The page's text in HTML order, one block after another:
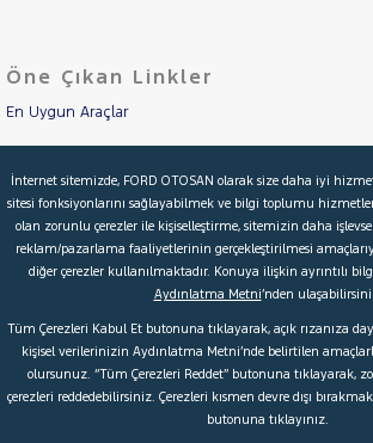
Öne Çıkan Linkler
En Uygun Araçlar
İkinci El Garanti
Kampanyalar
Kredi Hesaplama & Başvuru
© 2026 Ford Türkiye Ford Kurumsal
Şartlar & Kişisel Verilerin Korunması S.S.S.
İnternet sitemizde, FORD OTOSAN olarak size daha iyi
sitesi fonksiyonlarını sağlayabilmek ve bilgi toplumu
olan zorunlu çerezler ile kişiselleştirme, sitemizin daha
reklam/pazarlama faaliyetlerinin gerçekleştirilmesi
diğer çerezler kullanılmaktadır. Konuya ilişkin ayrıntılı
Aydınlatma Metni’nden
Tüm Çerezleri Kabul Et butonuna tıklayarak, açık rızanıza
kişisel verilerinizin Aydınlatma Metni’nde belirtilen
olursunuz. “Tüm Çerezleri Reddet” butonuna tıklayarak,
çerezleri reddedebilirsiniz. Çerezleri kısmen devre dışı
butonuna tıklayınız.